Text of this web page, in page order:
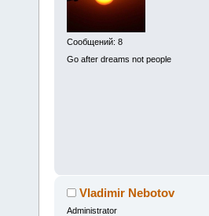
Сообщений: 8
Go after dreams not people
Vladimir Nebotov
Administrator